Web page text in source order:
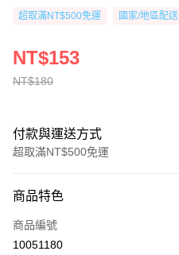
超取滿NT$500免運 國家/地區配送
NT$180
NT$153
付款與運送方式
超取滿NT$500免運
信用卡一次付款
超商取貨付款
商品特色
商品編號
10051180